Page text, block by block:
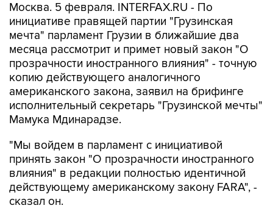
Москва. 5 февраля. INTERFAX.RU - По
инициативе правящей партии "Грузинская
мечта" парламент Грузии в ближайшие два
месяца рассмотрит и примет новый закон "О
прозрачности иностранного влияния" - точную
копию действующего аналогичного
американского закона, заявил на брифинге
исполнительный секретарь "Грузинской мечты"
Мамука Мдинарадзе.
"Мы войдем в парламент с инициативой
принять закон "О прозрачности иностранного
влияния" в редакции полностью идентичной
действующему американскому закону FARA", -
сказал он.